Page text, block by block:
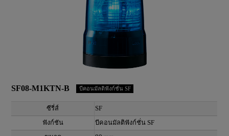
SF08-M1KTN-B บีคอนมัลติฟังก์ชั่น SF
ซีรี่ส์
SF
ฟังก์ชัน
บีคอนมัลติฟังก์ชั่น SF